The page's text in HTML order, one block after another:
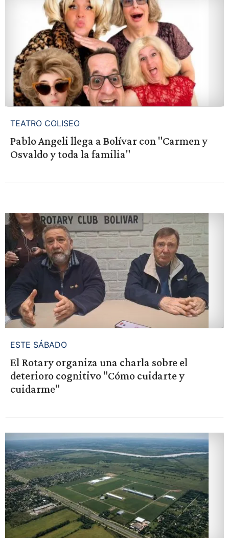
TEATRO COLISEO
Pablo Angeli llega a Bolívar con "Carmen y
Osvaldo y toda la familia"
ESTE SÁBADO
El Rotary organiza una charla sobre el
deterioro cognitivo "Cómo cuidarte y
cuidarme"